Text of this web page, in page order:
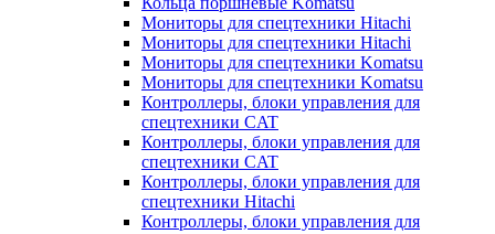
Мониторы для спецтехники Hitachi
Мониторы для спецтехники Hitachi
Мониторы для спецтехники Komatsu
Мониторы для спецтехники Komatsu
Контроллеры, блоки управления для
спецтехники CAT
Контроллеры, блоки управления для
спецтехники CAT
Контроллеры, блоки управления для
спецтехники Hitachi
Контроллеры, блоки управления для